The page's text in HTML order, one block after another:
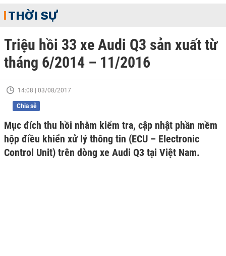
THỜI SỰ
Triệu hồi 33 xe Audi Q3 sản xuất từ
tháng 6/2014 – 11/2016
14:08 | 03/08/2017
Chia sẻ
Mục đích thu hồi nhằm kiểm tra, cập nhật phần mềm
hộp điều khiển xử lý thông tin (ECU – Electronic
Control Unit) trên dòng xe Audi Q3 tại Việt Nam.